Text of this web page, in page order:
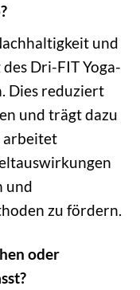
und
Dri-FIT Yoga-
Dies reduziert
und trägt dazu
arbeitet
und
zu fördern.
oder